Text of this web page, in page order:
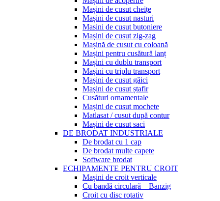
Mașini de cusut cheițe
Mașini de cusut nasturi
Masini de cusut butoniere
Mașini de cusut zig-zag
Mașină de cusut cu coloană
Mașini pentru cusătură lanț
Mașini cu dublu transport
Mașini cu triplu transport
Mașini de cusut găici
Mașini de cusut ștafir
Cusături ornamentale
Mașini de cusut mochete
Matlasat / cusut după contur
Mașini de cusut saci
DE BRODAT INDUSTRIALE
De brodat cu 1 cap
De brodat multe capete
Software brodat
ECHIPAMENTE PENTRU CROIT
Mașini de croit verticale
Cu bandă circulară – Banzig
Croit cu disc rotativ